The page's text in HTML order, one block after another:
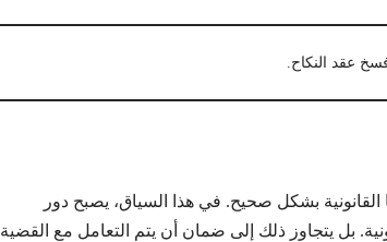
عقد النكاح.
بشكل صحيح. في هذا السياق، يصبح دور
بل يتجاوز ذلك إلى ضمان أن يتم التعامل مع القضية